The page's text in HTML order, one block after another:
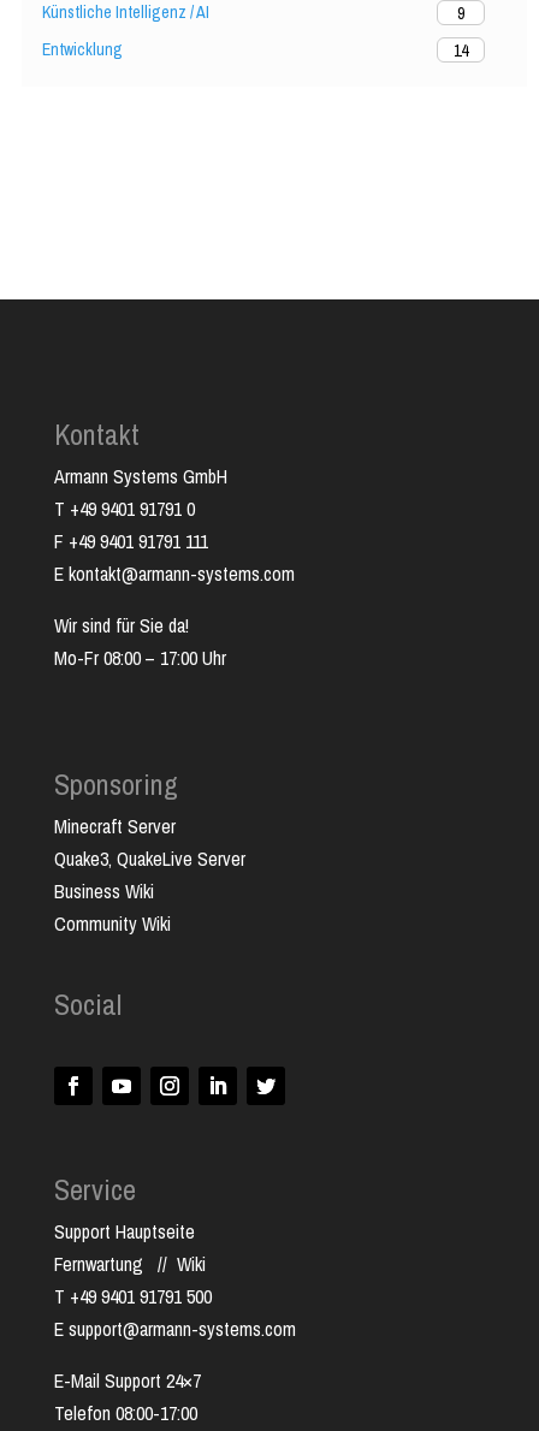
Künstliche Intelligenz / AI
9
Entwicklung
14
Kontakt
Armann Systems GmbH
T +49 9401 91791 0
F +49 9401 91791 111
E kontakt@armann-systems.com
Wir sind für Sie da!
Mo-Fr 08:00 – 17:00 Uhr
Sponsoring
Minecraft Server
Quake3, QuakeLive Server
Business Wiki
Community Wiki
Social
Service
Support Hauptseite
Fernwartung // Wiki
T +49 9401 91791 500
E support@armann-systems.com
E-Mail Support 24×7
Telefon 08:00-17:00